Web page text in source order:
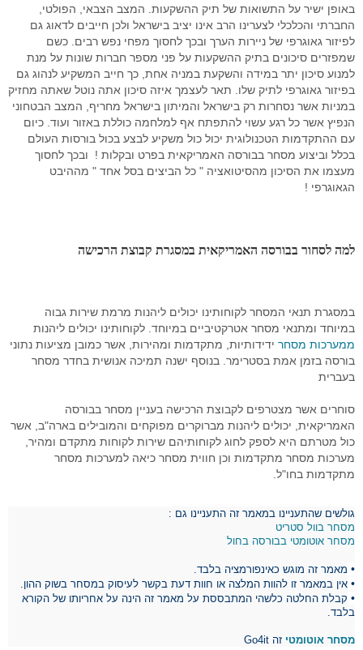
באופן ישיר על התשואות של תיק ההשקעות. המצב הצבאי, הפולטי,
החברתי והכלכלי לצערינו הרב אינו יציב בישראל ולכן חייבים לדאוג גם
לפיזור גאוגרפי של ניירות הערך ובכך לחסוך מפחי נפש רבים. כשם
שמפזרים סיכונים בתיק ההשקעות על פני מספר חברות שונות על מנת
למנוע סיכון יתר במידה והשקעת במניה אחת, כך חייב המשקיע לנהוג גם
בפיזור גאוגרפי לתיק שלו. תאר לעצמך איזה סיכון אתה נוטל שאתה מחזיק
במניות אשר נסחרות רק בישראל והמיתון בישראל מחריף, המצב הבטחוני
הנפיץ אשר כל רגע עשוי להתפתח אף למלחמה כוללת באזור ועוד. כיום
עם ההתקדמות הטכנולוגית יכול כול משקיע לבצע בכול בורסות העולם
בכלל וביצוע מסחר בבורסה האמריקאית בפרט ובקלות ! ובכך לחסוך
מעצמו את הסיכון מהסיטואציה " כל הביצים בסל אחד " מההיבט
הגאוגרפי !
למה לסחור בבורסה האמריקאית במסגרת קבוצת הרכישה
במסגרת תנאי המסחר לקוחותינו יכולים ליהנות מרמת שירות גבוה
במיוחד ומתנאי מסחר אטרקטיביים במיוחד. לקוחותינו יכולים ליהנות
ממערכות מסחר ידידותיות, מתקדמות ומהירות, אשר כמובן מציעות נתוני
בורסה בזמן אמת בסטרימר. בנוסף ישנה תמיכה אנושית בחדר מסחר
בעברית
סוחרים אשר מצטרפים לקבוצת הרכישה בעניין מסחר בבורסה
האמריקאית, יכולים ליהנות מברוקרים מפוקחים והמובילים בארה"ב, אשר
כול מטרתם היא לספק לחוג לקוחותיהם שירות לקוחות מתקדם ומהיר,
מערכות מסחר מתקדמות וכן חווית מסחר כיאה למערכות מסחר
מתקדמות בחו"ל.
גולשים שהתעניינו במאמר זה התעניינו גם :
מסחר בוול סטריט
מסחר אוטומטי בבורסה בחול
• מאמר זה מוגש כאינפורמציה בלבד.
• אין במאמר זו להוות המלצה או חוות דעת בקשר לעיסוק במסחר בשוק ההון.
• קבלת החלטה כלשהי המתבססת על מאמר זה הינה על אחריותו של הקורא
בלבד.
מסחר אוטומטי זה Go4it
שאלות ותשובות
דרישות מערכת המסחר
פתרונות למנהלי תיקים